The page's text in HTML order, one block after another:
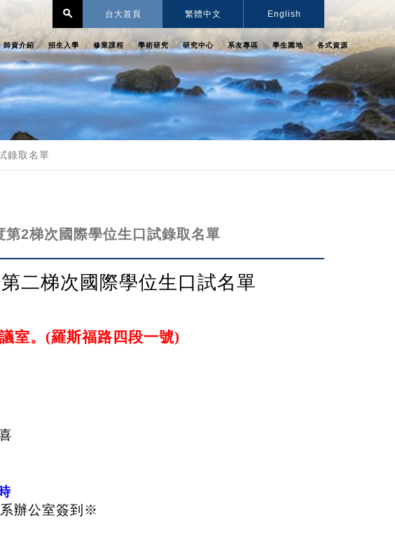
台大首頁
search 繁體中文 English
師資介紹 招生入學 修業課程 學術研究 研究中心 系友專區 學生園地 各式資源
錄取名單
2梯次國際學位生口試錄取名單
二梯次國際學位生口試名單
室。(羅斯福路四段一號)
辦公室簽到※